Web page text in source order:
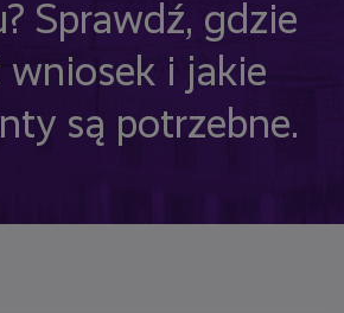
Sprawdź, gdzie
wniosek i jakie
są potrzebne.